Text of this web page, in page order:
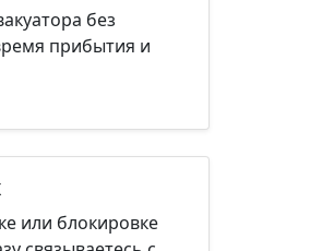
без
прибытия и
или блокировке